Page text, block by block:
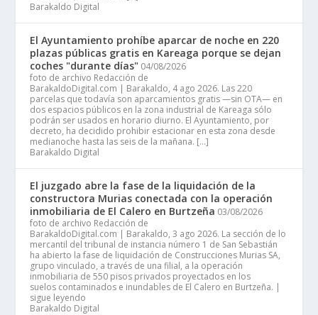
Barakaldo Digital
El Ayuntamiento prohíbe aparcar de noche en 220
plazas públicas gratis en Kareaga porque se dejan
coches "durante días" 04/08/2026
foto de archivo Redacción de
BarakaldoDigital.com | Barakaldo, 4 ago 2026. Las 220
parcelas que todavía son aparcamientos gratis —sin OTA— en
dos espacios públicos en la zona industrial de Kareaga sólo
podrán ser usados en horario diurno. El Ayuntamiento, por
decreto, ha decidido prohibir estacionar en esta zona desde
medianoche hasta las seis de la mañana. […]
Barakaldo Digital
El juzgado abre la fase de la liquidación de la
constructora Murias conectada con la operación
inmobiliaria de El Calero en Burtzeña 03/08/2026
foto de archivo Redacción de
BarakaldoDigital.com | Barakaldo, 3 ago 2026. La sección de lo
mercantil del tribunal de instancia número 1 de San Sebastián
ha abierto la fase de liquidación de Construcciones Murias SA,
grupo vinculado, a través de una filial, a la operación
inmobiliaria de 550 pisos privados proyectados en los
suelos contaminados e inundables de El Calero en Burtzeña. |
sigue leyendo
Barakaldo Digital